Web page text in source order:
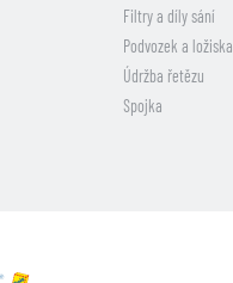
Filtry a díly sání
Podvozek a ložiska
Údržba řetězu
Spojka